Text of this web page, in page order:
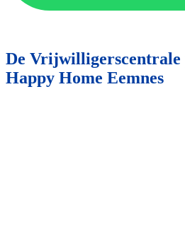
De Vrijwilligerscentrale
Happy Home Eemnes